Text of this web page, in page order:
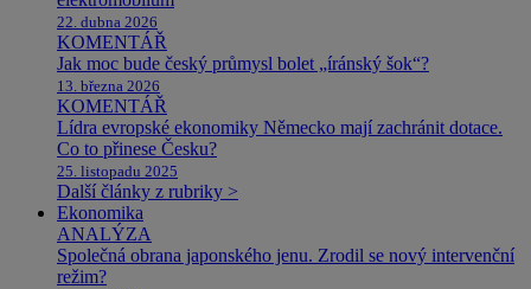
22. dubna 2026
KOMENTÁŘ
Jak moc bude český průmysl bolet „íránský šok“?
13. března 2026
KOMENTÁŘ
Lídra evropské ekonomiky Německo mají zachránit dotace.
Co to přinese Česku?
25. listopadu 2025
Další články z rubriky >
Ekonomika
ANALÝZA
Společná obrana japonského jenu. Zrodil se nový intervenční
režim?